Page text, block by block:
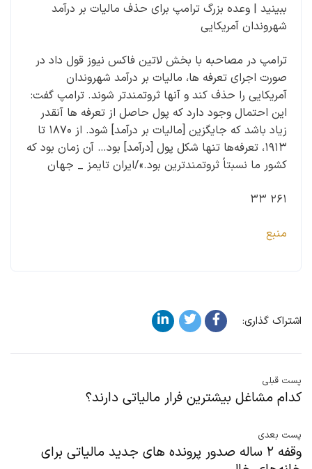
ببینید | وعده بزرگ ترامپ برای حذف مالیات بر درآمد
شهروندان آمریکایی
ترامپ در مصاحبه با بخش لاتین فاکس نیوز قول داد در
صورت اجرای تعرفه ها، مالیات بر درآمد شهروندان
آمریکایی را حذف کند و آنها ثروتمندتر شوند. ترامپ گفت:
این احتمال وجود دارد که پول حاصل از تعرفه ها آنقدر
زیاد باشد که جایگزین [مالیات بر درآمد] شود. از ۱۸۷۰ تا
۱۹۱۳، تعرفه‌ها تنها شکل پول [درآمد] بود… آن زمان بود که
کشور ما نسبتاً ثروتمندترین بود.»/ایران تایمز _ جهان
۲۶۱ ۳۳
منبع
اشتراک گذاری:
پست قبلی
کدام مشاغل بیشترین فرار مالیاتی دارند؟
پست بعدی
وقفه ۲ ساله صدور پرونده های جدید مالیاتی برای